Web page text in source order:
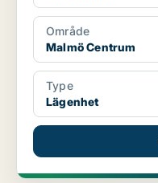
Område
Malmö Centrum
Type
Lägenhet